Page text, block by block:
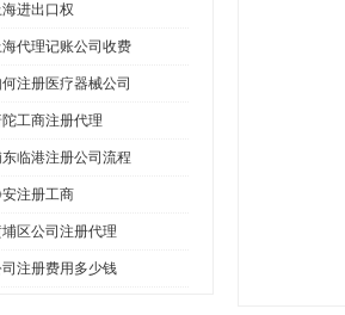
进出口权
代理记账公司收费
注册医疗器械公司
工商注册代理
临港注册公司流程
注册工商
区公司注册代理
注册费用多少钱